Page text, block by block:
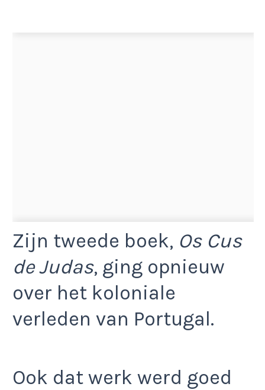
Zijn tweede boek, Os Cus
de Judas, ging opnieuw
over het koloniale
verleden van Portugal.
Ook dat werk werd goed